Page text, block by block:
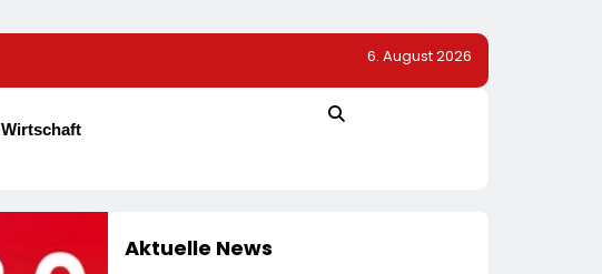
1. Hamburger Batterietag: Wissenschaft Und Wirtschaft
Die Energiewende Braucht Speicher, Nicht Stillstand
6. August 2026
Wirtschaft
Aktuelle News